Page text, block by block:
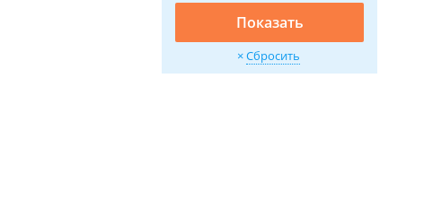
Показать
Сбросить